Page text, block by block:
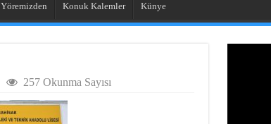
Yöremizden Konuk Kalemler Künye
257 Okunma Sayısı